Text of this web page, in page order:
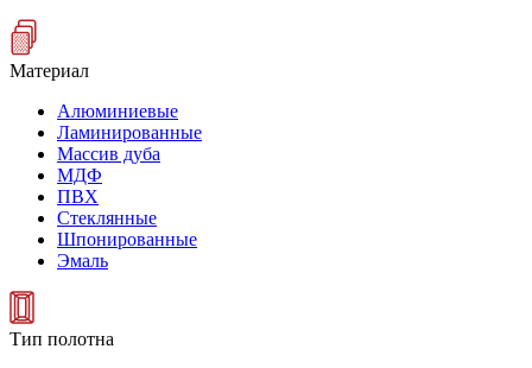
Материал
Алюминиевые
Ламинированные
Массив дуба
МДФ
ПВХ
Стеклянные
Шпонированные
Эмаль
Тип полотна